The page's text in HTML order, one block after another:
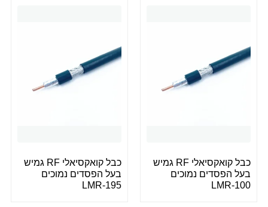
כבל קואקסיאלי RF גמיש
בעל הפסדים נמוכים
LMR-100
כבל קואקסיאלי RF גמיש
בעל הפסדים נמוכים
LMR-195